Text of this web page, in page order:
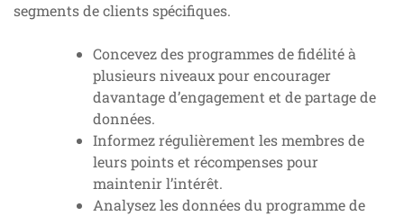
segments de clients spécifiques.
Concevez des programmes de fidélité à
plusieurs niveaux pour encourager
davantage d’engagement et de partage de
données.
Informez régulièrement les membres de
leurs points et récompenses pour
maintenir l’intérêt.
Analysez les données du programme de